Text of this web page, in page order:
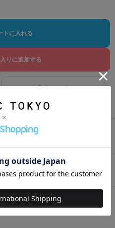
トに入れる
りに追加する
店舗在庫
ラックス